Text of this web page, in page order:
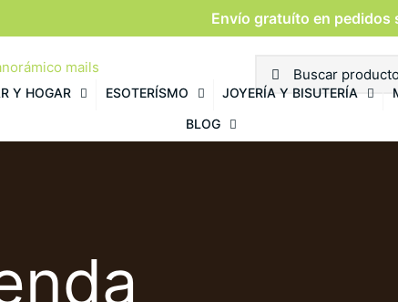
Envío gratuíto en pedidos
Y HOGAR ESOTERÍSMO JOYERÍA Y BISUTERÍA
BLOG